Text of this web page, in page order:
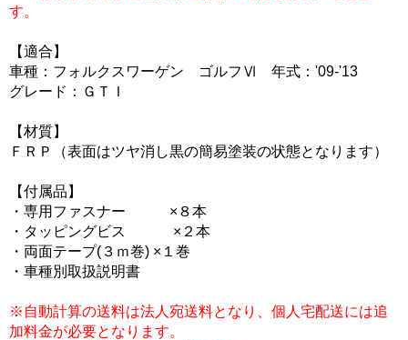
す。
【適合】
車種：フォルクスワーゲン ゴルフⅥ 年式：'09-'13
グレード：ＧＴＩ
【材質】
ＦＲＰ（表面はツヤ消し黒の簡易塗装の状態となります）
【付属品】
・専用ファスナー ×８本
・タッピングビス ×２本
・両面テープ(３ｍ巻) ×１巻
・車種別取扱説明書
※自動計算の送料は法人宛送料となり、個人宅配送には追
加料金が必要となります。